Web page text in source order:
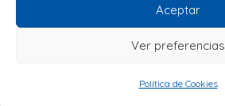
Aceptar
Ver preferencias
Política de Cookies